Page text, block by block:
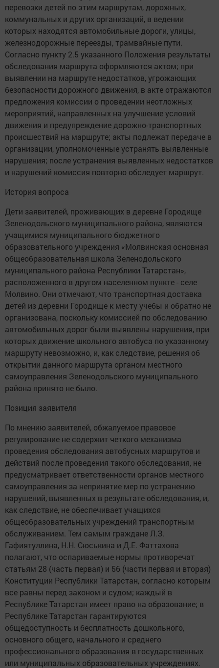
перевозки детей по этим маршрутам, дорожных,
коммунальных и других организаций, в ведении
которых находятся автомобильные дороги, улицы,
железнодорожные переезды, трамвайные пути.
Согласно пункту 2.5 указанного Положения результаты
обследования маршрута оформляются актом; при
выявлении на маршруте недостатков, угрожающих
безопасности дорожного движения, в акте отражаются
предложения комиссии о проведении неотложных
мероприятий, направленных на улучшение условий
движения и предупреждение дорожно-транспортных
происшествий на маршруте; акты подлежат передаче в
организации, уполномоченные устранять выявленные
нарушения; после устранения выявленных недостатков
и нарушений комиссия повторно обследует маршрут.
История вопроса
Дети заявителей, проживающих в деревне Городище
Зеленодольского муниципального района, являются
учащимися муниципального бюджетного
образовательного учреждения «Молвинская основная
общеобразовательная школа Зеленодольского
муниципального района Республики Татарстан»,
расположенного в другом населенном пункте - селе
Молвино. Они отмечают, что транспортная доставка
детей из деревни Городище к месту учебы и обратно не
организована, поскольку комиссией по обследованию
автомобильных дорог были выявлены нарушения, при
которых движение школьного автобуса по указанному
маршруту невозможно, и, как следствие, решения об
открытии данного маршрута органом местного
самоуправления Зеленодольского муниципального
района принято не было.
Позиция заявителя
По мнению заявителей, обжалуемое правовое
регулирование не содержит четкого механизма
проведения обследования автобусных маршрутов и
действий после проведения такого обследования, не
предусматривает ответственности органов местного
самоуправления за непринятие мер по устранению
нарушений, выявленных в результате обследования, и,
как следствие, не обеспечивает учащихся
общеобразовательных учреждений транспортным
обслуживанием. Тем самым граждане Л.З.
Гафиятуллина, Н.Н. Сюськина и Д.Е. Фаттахова
полагают, что оспариваемые нормы противоречат
статьям 28 (часть первая) и 56 (части первая и вторая)
Конституции Республики Татарстан, согласно которым
все равны перед законом и судом; каждый в
Республике Татарстан имеет право на образование; в
Республике Татарстан гарантируются
общедоступность и бесплатность дошкольного,
основного общего, начального и среднего
профессионального образования в государственных
или муниципальных образовательных учреждениях.